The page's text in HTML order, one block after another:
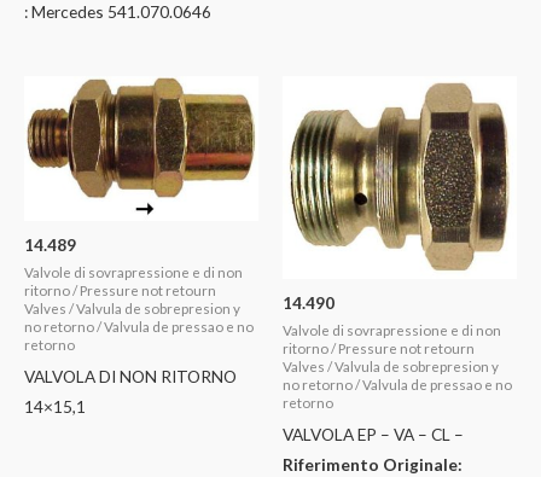
: Mercedes 541.070.0646
14.489
Valvole di sovrapressione e di non
ritorno / Pressure not retourn
Valves / Valvula de sobrepresion y
no retorno / Valvula de pressao e no
retorno
VALVOLA DI NON RITORNO
14×15,1
14.490
Valvole di sovrapressione e di non
ritorno / Pressure not retourn
Valves / Valvula de sobrepresion y
no retorno / Valvula de pressao e no
retorno
VALVOLA EP – VA – CL –
Riferimento Originale: